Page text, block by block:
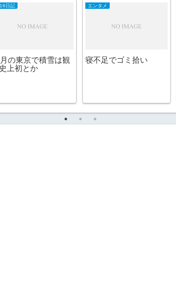
日記
の東京で積雪は観
上初とか
エンタメ
寝不足でゴミ拾い